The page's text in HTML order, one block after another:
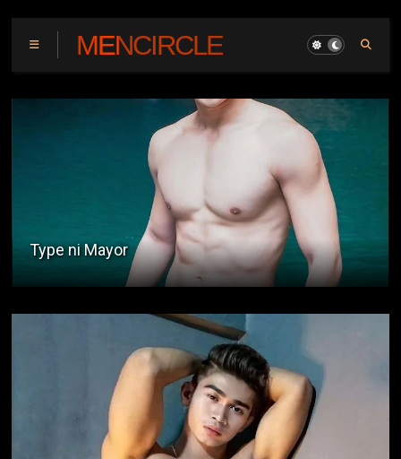
MENCIRCLE
Ang Misteryo sa Computer Shop